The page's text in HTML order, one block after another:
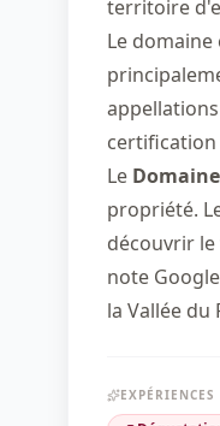
territoire
Le domaine
certification
Le
propriété.
découvrir le
note
la Vallée du
EXPÉRIENCES